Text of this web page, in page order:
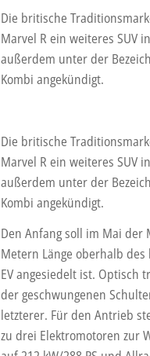
Die britische
Marvel R ein weiteres SUV
außerdem unter der
Kombi angekündigt.
Die britische
Marvel R ein weiteres SUV
außerdem unter der
Kombi angekündigt.
Den Anfang soll im Mai der
Metern Länge oberhalb des
EV angesiedelt ist. Optisch
der geschwungenen
letzterer. Für den Antrieb
zu drei Elektromotoren zur